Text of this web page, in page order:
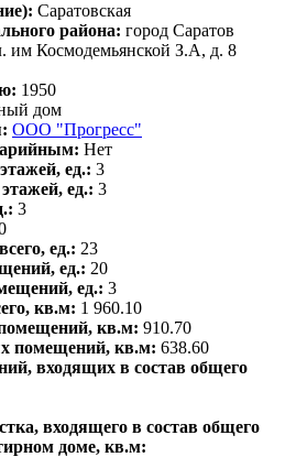
Саратовская
района: город Саратов
им Космодемьянской З.А, д. 8
1950
дом
ООО "Прогресс"
Нет
ед.: 3
ед.: 3
3
ед.: 23
ед.: 20
ед.: 3
кв.м: 1 960.10
кв.м: 910.70
помещений, кв.м: 638.60
входящих в состав общего
входящего в состав общего
доме, кв.м: